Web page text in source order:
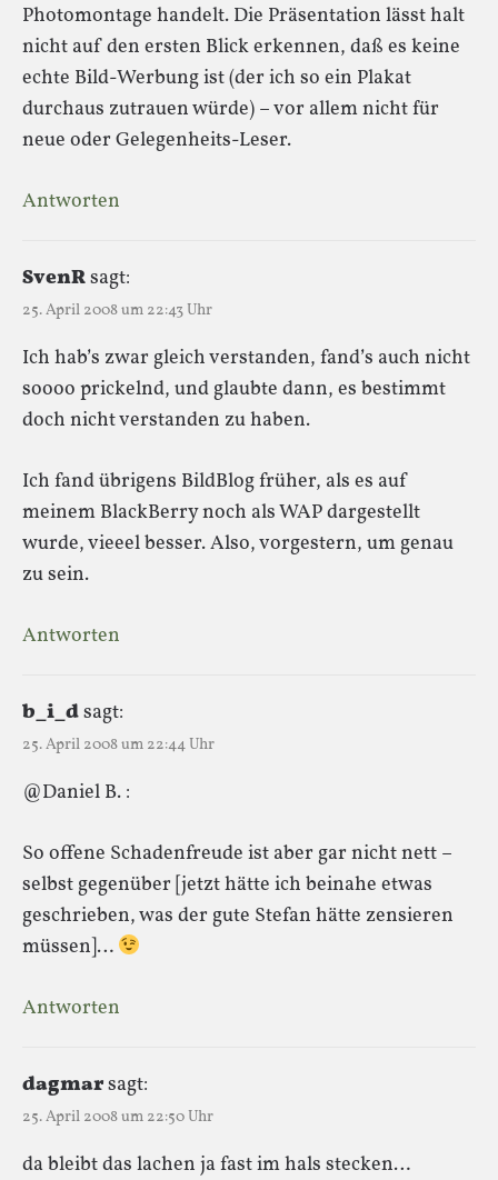
Photomontage handelt. Die Präsentation lässt halt
nicht auf den ersten Blick erkennen, daß es keine
echte Bild-Werbung ist (der ich so ein Plakat
durchaus zutrauen würde) – vor allem nicht für
neue oder Gelegenheits-Leser.
Antworten
SvenRsagt:
25. April 2008 um 22:43 Uhr
Ich hab’s zwar gleich verstanden, fand’s auch nicht
soooo prickelnd, und glaubte dann, es bestimmt
doch nicht verstanden zu haben.
Ich fand übrigens BildBlog früher, als es auf
meinem BlackBerry noch als WAP dargestellt
wurde, vieeel besser. Also, vorgestern, um genau
zu sein.
Antworten
b_i_dsagt:
25. April 2008 um 22:44 Uhr
@Daniel B. :
So offene Schadenfreude ist aber gar nicht nett –
selbst gegenüber [jetzt hätte ich beinahe etwas
geschrieben, was der gute Stefan hätte zensieren
müssen]…
Antworten
dagmarsagt:
25. April 2008 um 22:50 Uhr
da bleibt das lachen ja fast im hals stecken…